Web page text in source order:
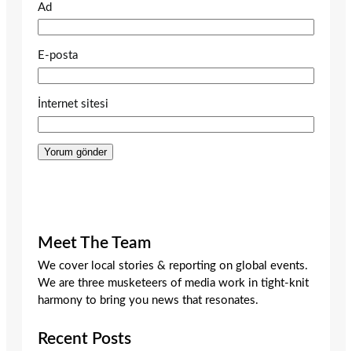
Ad
E-posta
İnternet sitesi
Meet The Team
We cover local stories & reporting on global events.
We are three musketeers of media work in tight-knit
harmony to bring you news that resonates.
Recent Posts